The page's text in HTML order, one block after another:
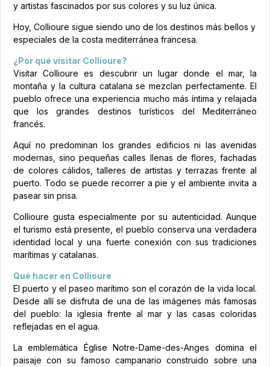
y artistas fascinados por sus colores y su luz única.
Hoy, Collioure sigue siendo uno de los destinos más bellos y
especiales de la costa mediterránea francesa.
¿Por qué visitar Collioure?
Visitar Collioure es descubrir un lugar donde el mar, la
montaña y la cultura catalana se mezclan perfectamente. El
pueblo ofrece una experiencia mucho más íntima y relajada
que los grandes destinos turísticos del Mediterráneo
francés.
Aquí no predominan los grandes edificios ni las avenidas
modernas, sino pequeñas calles llenas de flores, fachadas
de colores cálidos, talleres de artistas y terrazas frente al
puerto. Todo se puede recorrer a pie y el ambiente invita a
pasear sin prisa.
Collioure gusta especialmente por su autenticidad. Aunque
el turismo está presente, el pueblo conserva una verdadera
identidad local y una fuerte conexión con sus tradiciones
marítimas y catalanas.
Qué hacer en Collioure
El puerto y el paseo marítimo son el corazón de la vida local.
Desde allí se disfruta de una de las imágenes más famosas
del pueblo: la iglesia frente al mar y las casas coloridas
reflejadas en el agua.
La emblemática Église Notre-Dame-des-Anges domina el
paisaje con su famoso campanario construido sobre una